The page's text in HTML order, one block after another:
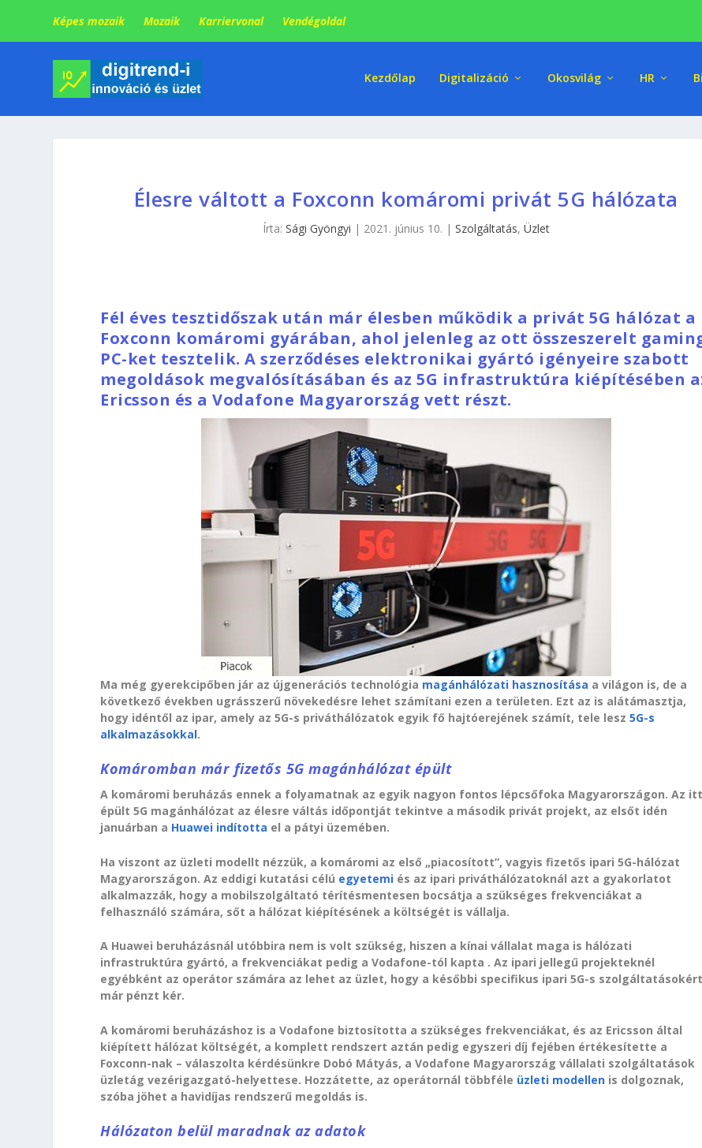
Képes mozaik Mozaik Karriervonal Vendégoldal
Kezdőlap Digitalizáció Okosvilág HR
Élesre váltott a Foxconn komáromi privát 5G hálózata
Írta: Sági Gyöngyi | 2021. június 10. | Szolgáltatás, Üzlet
Fél éves tesztidőszak után már élesben működik a privát 5G hálózat a
Foxconn komáromi gyárában, ahol jelenleg az ott összeszerelt
PC-ket tesztelik. A szerződéses elektronikai gyártó igényeire szabott
megoldások megvalósításában és az 5G infrastruktúra kiépítésében
Ericsson és a Vodafone Magyarország vett részt.
Ma még gyerekcipőben jár az újgenerációs technológia magánhálózati hasznosítása a világon is, de a
következő években ugrásszerű növekedésre lehet számítani ezen a területen. Ezt az is alátámasztja,
hogy idéntől az ipar, amely az 5G-s priváthálózatok egyik fő hajtóerejének számít, tele lesz5G-s
alkalmazásokkal.
Komáromban már fizetős 5G magánhálózat épült
A komáromi beruházás ennek a folyamatnak az egyik nagyon fontos lépcsőfoka Magyarországon. Az itt
épült 5G magánhálózat az élesre váltás időpontját tekintve a második privát projekt, az elsőt idén
januárban a Huawei indította el a pátyi üzemében.
Ha viszont az üzleti modellt nézzük, a komáromi az első „piacosított”, vagyis fizetős ipari 5G-hálózat
Magyarországon. Az eddigi kutatási célú egyetemi és az ipari priváthálózatoknál azt a gyakorlatot
alkalmazzák, hogy a mobilszolgáltató térítésmentesen bocsátja a szükséges frekvenciákat a
felhasználó számára, sőt a hálózat kiépítésének a költségét is vállalja.
A Huawei beruházásnál utóbbira nem is volt szükség, hiszen a kínai vállalat maga is hálózati
infrastruktúra gyártó, a frekvenciákat pedig a Vodafone-tól kapta . Az ipari jellegű projekteknél
egyébként az operátor számára az lehet az üzlet, hogy a későbbi specifikus ipari 5G-s szolgáltatásokért
már pénzt kér.
A komáromi beruházáshoz is a Vodafone biztosította a szükséges frekvenciákat, és az Ericsson által
kiépített hálózat költségét, a komplett rendszert aztán pedig egyszeri díj fejében értékesítette a
Foxconn-nak – válaszolta kérdésünkre Dobó Mátyás, a Vodafone Magyarország vállalati szolgáltatások
üzletág vezérigazgató-helyettese. Hozzátette, az operátornál többféle üzleti modellen is dolgoznak,
szóba jöhet a havidíjas rendszerű megoldás is.
Hálózaton belül maradnak az adatok